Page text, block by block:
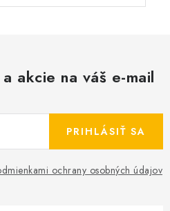
akcie na váš e-mail
ochrany osobných údajov
PRIHLÁSIŤ SA